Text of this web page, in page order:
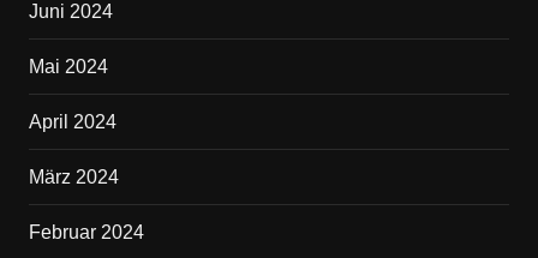
Juni 2024
Mai 2024
April 2024
März 2024
Februar 2024